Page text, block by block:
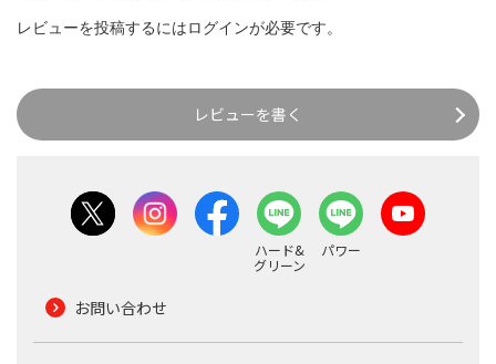
レビューを投稿するにはログインが必要です。
レビューを書く
ハード&
グリーン
パワー
お問い合わせ